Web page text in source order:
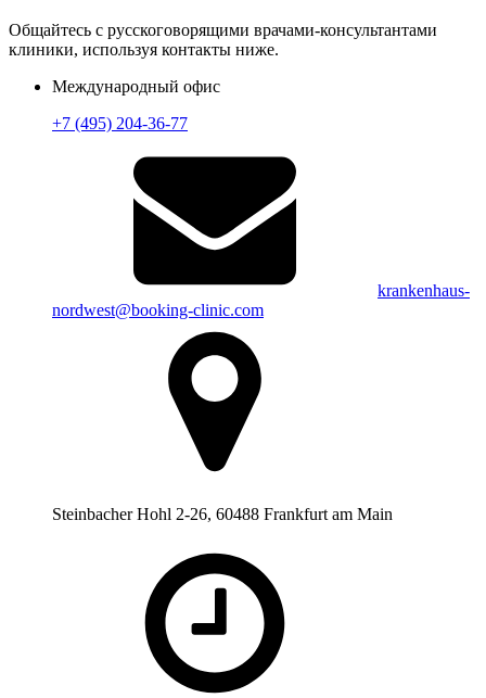
Общайтесь с русскоговорящими врачами-консультантами
клиники, используя контакты ниже.
Международный офис
+7 (495) 204-36-77
krankenhaus-
nordwest@booking-clinic.com
Steinbacher Hohl 2-26, 60488 Frankfurt am Main